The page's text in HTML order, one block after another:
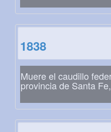
1838
Muere el caudillo
provincia de Santa